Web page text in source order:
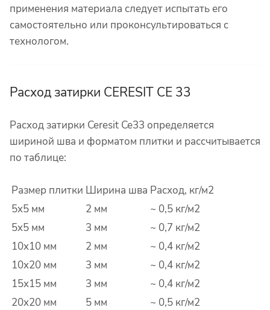
применения материала следует испытать его
самостоятельно или проконсультироваться с
технологом.
Расход затирки CERESIT CE 33
Расход затирки Ceresit Ce33 определяется
шириной шва и форматом плитки и рассчитывается
по таблице:
Размер плитки Ширина шва Расход, кг/м2
5x5 мм
2 мм ~ 0,5 кг/м2
5x5 мм
3 мм ~ 0,7 кг/м2
10x10 мм
2 мм ~ 0,4 кг/м2
10x20 мм
3 мм ~ 0,4 кг/м2
15x15 мм
3 мм ~ 0,4 кг/м2
20x20 мм
5 мм ~ 0,5 кг/м2